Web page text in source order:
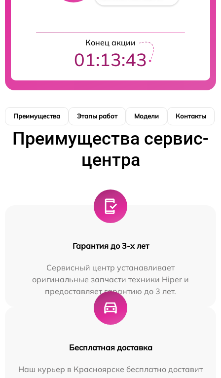
Конец акции
01:13:43
Преимущества Этапы работ Модели Контакты
Преимущества сервис-
центра
Гарантия до 3-х лет
Сервисный центр устанавливает
оригинальные запчасти техники Hiper и
предоставляет гарантию до 3 лет.
Бесплатная доставка
Наш курьер в Красноярске бесплатно доставит